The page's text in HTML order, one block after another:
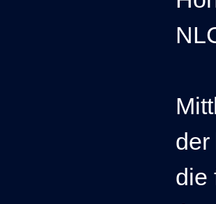
die